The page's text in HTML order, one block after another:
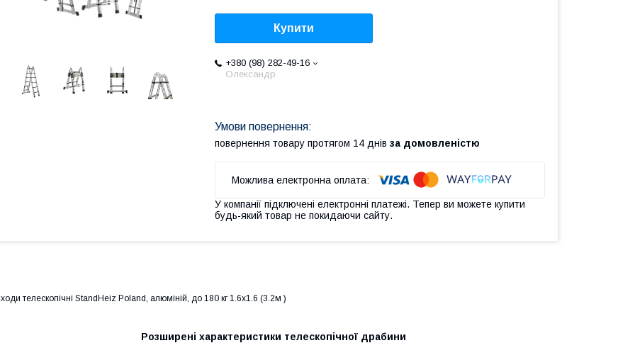
Купити
+380 (98) 282-49-16
Олександр
повернення товару протягом 14 днів за домовленістю
У компанії підключені електронні платежі. Тепер ви можете купити
будь-який товар не покидаючи сайту.
телескопічні StandHeiz Poland, алюміній, до 180 кг 1.6х1.6 (3.2м )
Розширені характеристики телескопічної драбини